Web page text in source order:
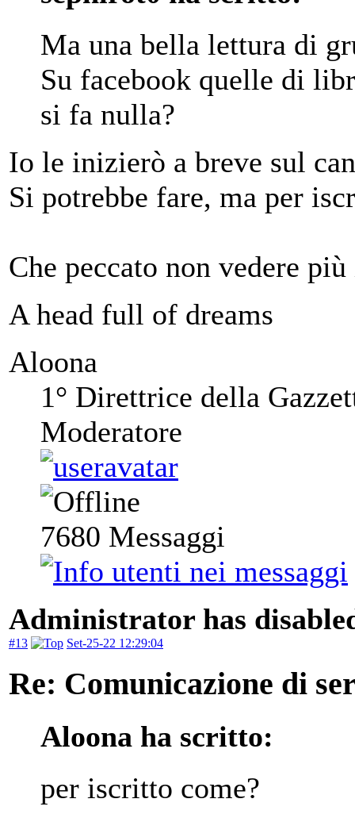
Ma una bella lettura di
Su facebook quelle di
si fa nulla?
Io le inizierò a breve sul
Si potrebbe fare, ma per
Che peccato non vedere
A head full of dreams
Aloona
1° Direttrice della
Moderatore
7680 Messaggi
Administrator has
#13 Set-25-22 12:29:04
Re: Comunicazione di
Aloona ha scritto:
per iscritto come?